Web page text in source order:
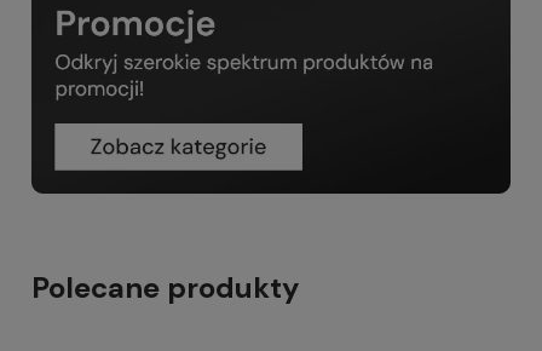
Polecane produkty